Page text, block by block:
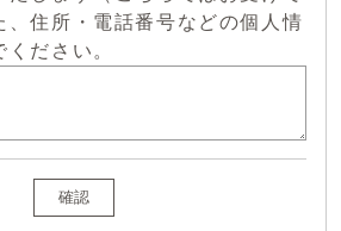
、住所・電話番号などの個人情
ださい。
確認